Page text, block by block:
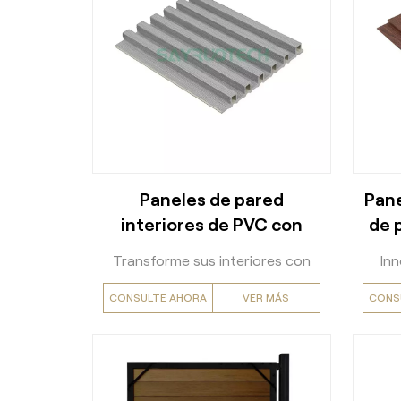
Paneles de pared
interiores de PVC con
Transforme sus interiores con
paneles decorativos de pared
de PVC de primera calidad
rendimiento funcional, nuestros
CONSULTE AHORA VER MÁS
de